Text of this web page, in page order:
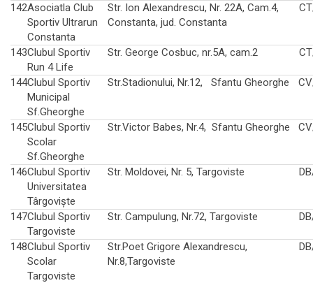
142Asociatla Club
Sportiv Ultrarun
Constanta
Str. Ion Alexandrescu, Nr. 22A, Cam.4,
Constanta, jud. Constanta
143Clubul Sportiv
Run 4 Life
Str. George Cosbuc, nr.5A, cam.2
144Clubul Sportiv
Municipal
Sf.Gheorghe
Str.Stadionului, Nr.12, Sfantu Gheorghe
145Clubul Sportiv
Scolar
Sf.Gheorghe
Str.Victor Babes, Nr.4, Sfantu Gheorghe
146Clubul Sportiv
Universitatea
Târgoviște
Str. Moldovei, Nr. 5, Targoviste
147Clubul Sportiv
Targoviste
Str. Campulung, Nr.72, Targoviste
148Clubul Sportiv
Scolar
Targoviste
Str.Poet Grigore Alexandrescu,
Nr.8,Targoviste